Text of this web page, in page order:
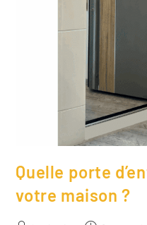
Quelle porte
votre maison ?